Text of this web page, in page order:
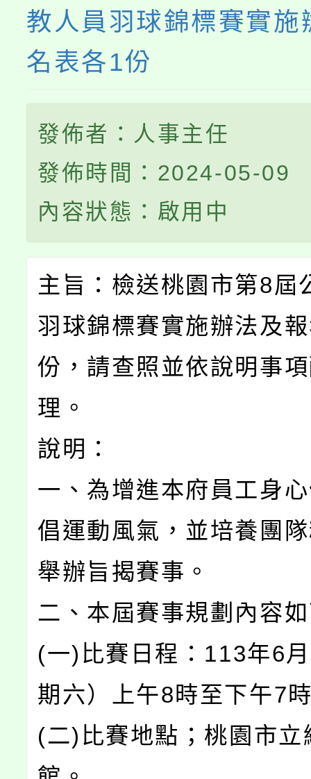
教人員羽球錦標賽實施
名表各1份
發佈者：人事主任
發佈時間：2024-05-09
內容狀態：啟用中
主旨：檢送桃園市第8屆
羽球錦標賽實施辦法及
份，請查照並依說明事
理。
說明：
一、為增進本府員工身
倡運動風氣，並培養團
舉辦旨揭賽事。
二、本屆賽事規劃內容
(一)比賽日程：113年6
期六）上午8時至下午7
(二)比賽地點；桃園市立